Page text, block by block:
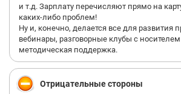
и т.д. Зарплату перечисляют прямо на
каких-либо проблем!
Ну и, конечно, делается все для развития
вебинары, разговорные клубы с
методическая поддержка.
Отрицательные стороны